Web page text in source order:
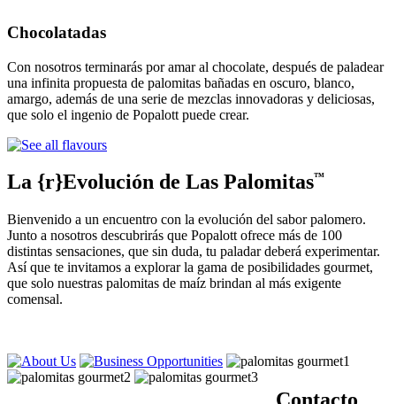
Chocolatadas
Con nosotros terminarás por amar al chocolate, después de paladear
una infinita propuesta de palomitas bañadas en oscuro, blanco,
amargo, además de una serie de mezclas innovadoras y deliciosas,
que solo el ingenio de Popalott puede crear.
La {r}Evolución de Las Palomitas™
Bienvenido a un encuentro con la evolución del sabor palomero.
Junto a nosotros descubrirás que Popalott ofrece más de 100
distintas sensaciones, que sin duda, tu paladar deberá experimentar.
Así que te invitamos a explorar la gama de posibilidades gourmet,
que solo nuestras palomitas de maíz brindan al más exigente
comensal.